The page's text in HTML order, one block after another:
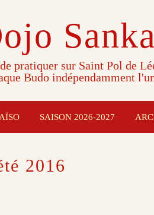
pratiquer sur Saint Pol de
Budo indépendamment
SAISON 2026-2027
2016